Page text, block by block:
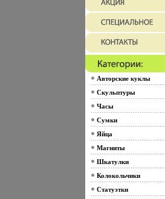
Авторские куклы
Скульптуры
Часы
Сумки
Яйца
Магниты
Шкатулки
Колокольчики
Статуэтки